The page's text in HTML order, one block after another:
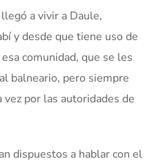
a vivir a Daule,
y desde que tiene uso de
comunidad, que se les
balneario, pero siempre
por las autoridades de
dispuestos a hablar con el